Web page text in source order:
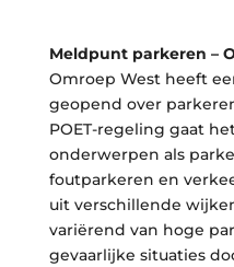
Meldpunt parkeren –
Omroep West heeft
geopend over
POET-regeling gaat
onderwerpen als
foutparkeren en
uit verschillende
variërend van hoge
gevaarlijke situaties